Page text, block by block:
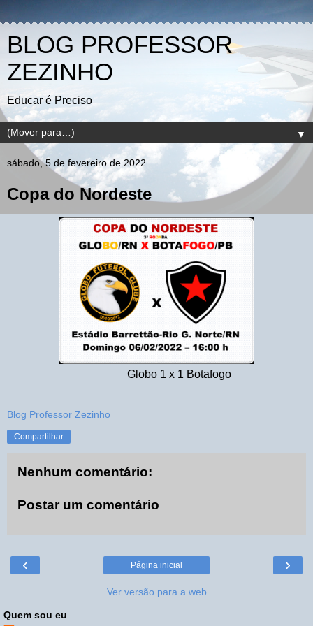
BLOG PROFESSOR
ZEZINHO
Educar é Preciso
▼
sábado, 5 de fevereiro de 2022
Copa do Nordeste
Globo 1 x 1 Botafogo
Blog Professor Zezinho
Compartilhar
Nenhum comentário:
Postar um comentário
‹ ›
Página inicial
Ver versão para a web
Quem sou eu